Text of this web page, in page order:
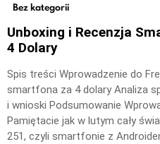
Bez kategorii
Unboxing i Recenzja
4 Dolary
Spis treści Wprowadzenie do
smartfona za 4 dolary Analiza
i wnioski Podsumowanie
Pamiętacie jak w lutym cały
251, czyli smartfonie z